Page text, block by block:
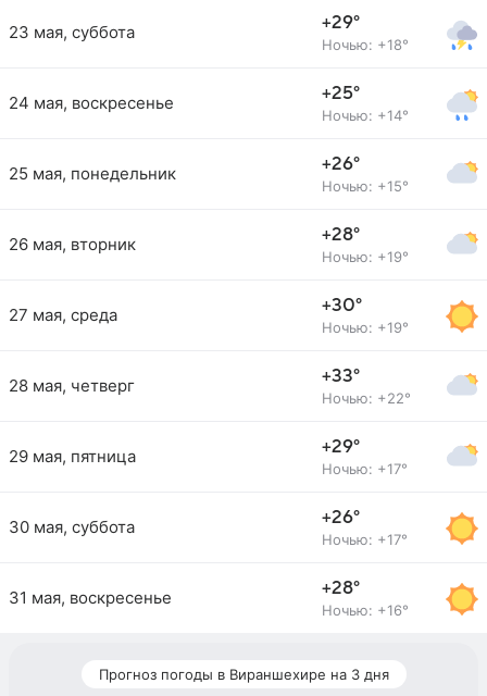
23 мая, суббота +29°
Ночью: +18°
24 мая, воскресенье +25°
Ночью: +14°
25 мая, понедельник +26°
Ночью: +15°
26 мая, вторник +28°
Ночью: +19°
27 мая, среда +30°
Ночью: +19°
28 мая, четверг +33°
Ночью: +22°
29 мая, пятница +29°
Ночью: +17°
30 мая, суббота +26°
Ночью: +17°
31 мая, воскресенье +28°
Ночью: +16°
Прогноз погоды в Вираншехире на 3 дня